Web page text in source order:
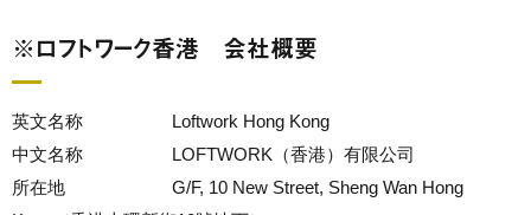
※ロフトワーク香港 会社概要
英文名称 Loftwork Hong Kong
中文名称 LOFTWORK（香港）有限公司
所在地 G/F, 10 New Street, Sheng Wan Hong